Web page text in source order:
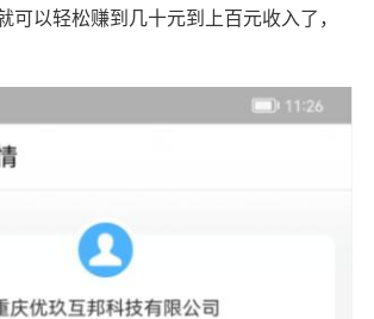
可以轻松赚到几十元到上百元收入了，